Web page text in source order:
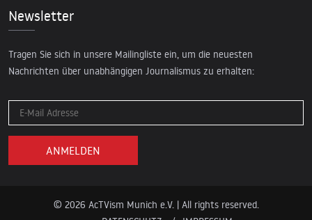
Newsletter
Tragen Sie sich in unsere Mailingliste ein, um die neuesten
Nachrichten über unabhängigen Journalismus zu erhalten:
© 2026 AcTVism Munich e.V. | All rights reserved.